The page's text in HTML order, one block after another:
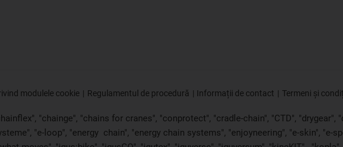
modulele cookie Regulamentul de procedură Informații de contact Termeni și
"chainge", "chains for cranes", "conprotect", "cradle-chain", "CTD", "drygear",
"e-loop", "energy chain", "energy chain systems", "enjoyneering", "e-skin", "e-